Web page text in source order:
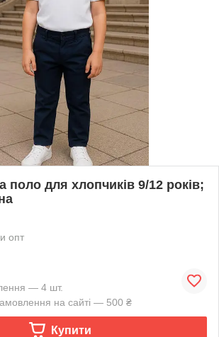
поло для хлопчиків 9/12 років;
опт
— 4 шт.
на сайті — 500 ₴
Купити